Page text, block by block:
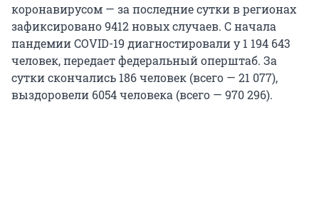
коронавирусом — за последние сутки в регионах
зафиксировано 9412 новых случаев. С начала
пандемии COVID-19 диагностировали у 1 194 643
человек, передает федеральный оперштаб. За
сутки скончались 186 человек (всего — 21 077),
выздоровели 6054 человека (всего — 970 296).